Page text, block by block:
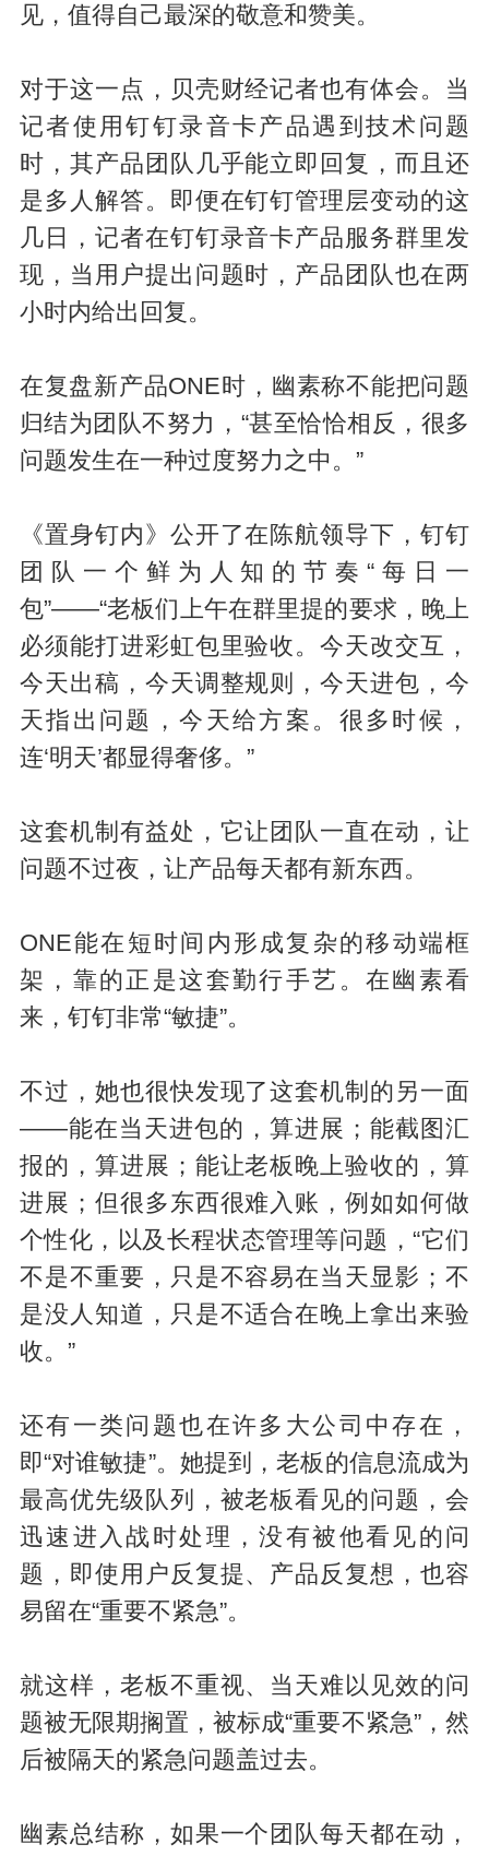
见，值得自己最深的敬意和赞美。
对于这一点，贝壳财经记者也有体会。当
记者使用钉钉录音卡产品遇到技术问题
时，其产品团队几乎能立即回复，而且还
是多人解答。即便在钉钉管理层变动的这
几日，记者在钉钉录音卡产品服务群里发
现，当用户提出问题时，产品团队也在两
小时内给出回复。
在复盘新产品ONE时，幽素称不能把问题
归结为团队不努力，“甚至恰恰相反，很多
问题发生在一种过度努力之中。”
《置身钉内》公开了在陈航领导下，钉钉
团队一个鲜为人知的节奏“每日一
包”——“老板们上午在群里提的要求，晚上
必须能打进彩虹包里验收。今天改交互，
今天出稿，今天调整规则，今天进包，今
天指出问题，今天给方案。很多时候，
连‘明天’都显得奢侈。”
这套机制有益处，它让团队一直在动，让
问题不过夜，让产品每天都有新东西。
ONE能在短时间内形成复杂的移动端框
架，靠的正是这套勤行手艺。在幽素看
来，钉钉非常“敏捷”。
不过，她也很快发现了这套机制的另一面
——能在当天进包的，算进展；能截图汇
报的，算进展；能让老板晚上验收的，算
进展；但很多东西很难入账，例如如何做
个性化，以及长程状态管理等问题，“它们
不是不重要，只是不容易在当天显影；不
是没人知道，只是不适合在晚上拿出来验
收。”
还有一类问题也在许多大公司中存在，
即“对谁敏捷”。她提到，老板的信息流成为
最高优先级队列，被老板看见的问题，会
迅速进入战时处理，没有被他看见的问
题，即使用户反复提、产品反复想，也容
易留在“重要不紧急”。
就这样，老板不重视、当天难以见效的问
题被无限期搁置，被标成“重要不紧急”，然
后被隔天的紧急问题盖过去。
幽素总结称，如果一个团队每天都在动，